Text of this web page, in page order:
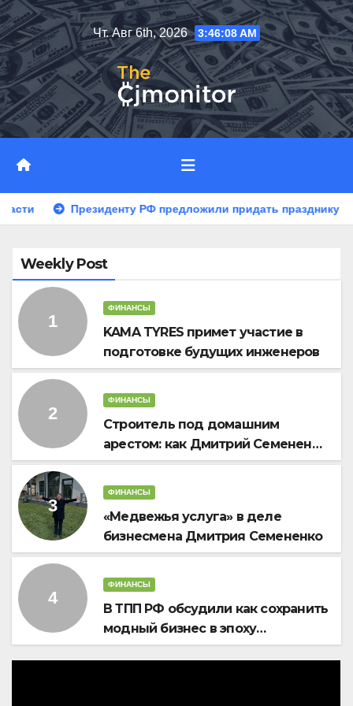
Перейти
к
содержимому
Чт. Авг 6th, 2026 3:46:10 AM
РФ предложили придать празднику Навруз
Weekly Post
ФИНАНСЫ
KAMA TYRES примет участие в
подготовке будущих инженеров
ФИНАНСЫ
Строитель под домашним
арестом: как Дмитрий Семененко
предлагает стабилизировать
проекты «Строим для семей»
(ВИДЕО РЕН ТВ)
ФИНАНСЫ
«Медвежья услуга» в деле
бизнесмена Дмитрия Семененко
ФИНАНСЫ
В ТПП РФ обсудили как сохранить
модный бизнес в эпоху
импортного давления и жёсткой